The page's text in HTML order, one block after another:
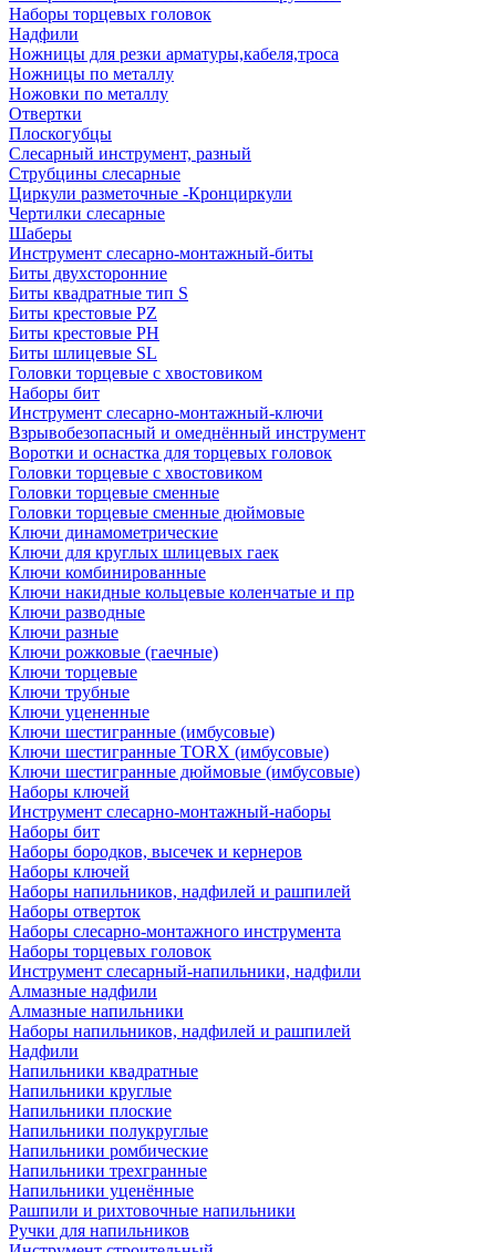
Наборы торцевых головок
Надфили
Ножницы для резки арматуры,кабеля,троса
Ножницы по металлу
Ножовки по металлу
Отвертки
Плоскогубцы
Слесарный инструмент, разный
Струбцины слесарные
Циркули разметочные -Кронциркули
Чертилки слесарные
Шаберы
Инструмент слесарно-монтажный-биты
Биты двухсторонние
Биты квадратные тип S
Биты крестовые РZ
Биты крестовые РН
Биты шлицевые SL
Головки торцевые с хвостовиком
Наборы бит
Инструмент слесарно-монтажный-ключи
Взрывобезопасный и омеднённый инструмент
Воротки и оснаcтка для торцевых головок
Головки торцевые с хвостовиком
Головки торцевые сменные
Головки торцевые сменные дюймовые
Ключи динамометрические
Ключи для круглых шлицевых гаек
Ключи комбинированные
Ключи накидные кольцевые коленчатые и пр
Ключи разводные
Ключи разные
Ключи рожковые (гаечные)
Ключи торцевые
Ключи трубные
Ключи уцененные
Ключи шестигранные (имбусовые)
Ключи шестигранные TORX (имбусовые)
Ключи шестигранные дюймовые (имбусовые)
Наборы ключей
Инструмент слесарно-монтажный-наборы
Наборы бит
Наборы бородков, высечек и кернеров
Наборы ключей
Наборы напильников, надфилей и рашпилей
Наборы отверток
Наборы слесарно-монтажного инструмента
Наборы торцевых головок
Инструмент слесарный-напильники, надфили
Алмазные надфили
Алмазные напильники
Наборы напильников, надфилей и рашпилей
Надфили
Напильники квадратные
Напильники круглые
Напильники плоские
Напильники полукруглые
Напильники ромбические
Напильники трехгранные
Напильники уценённые
Рашпили и рихтовочные напильники
Ручки для напильников